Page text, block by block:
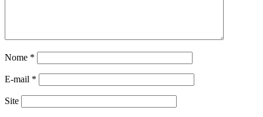
Nome *
E-mail *
Site